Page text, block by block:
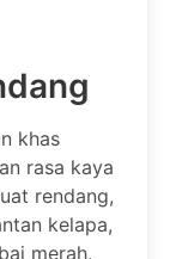
khas
rasa kaya
rendang,
kelapa,
merah,